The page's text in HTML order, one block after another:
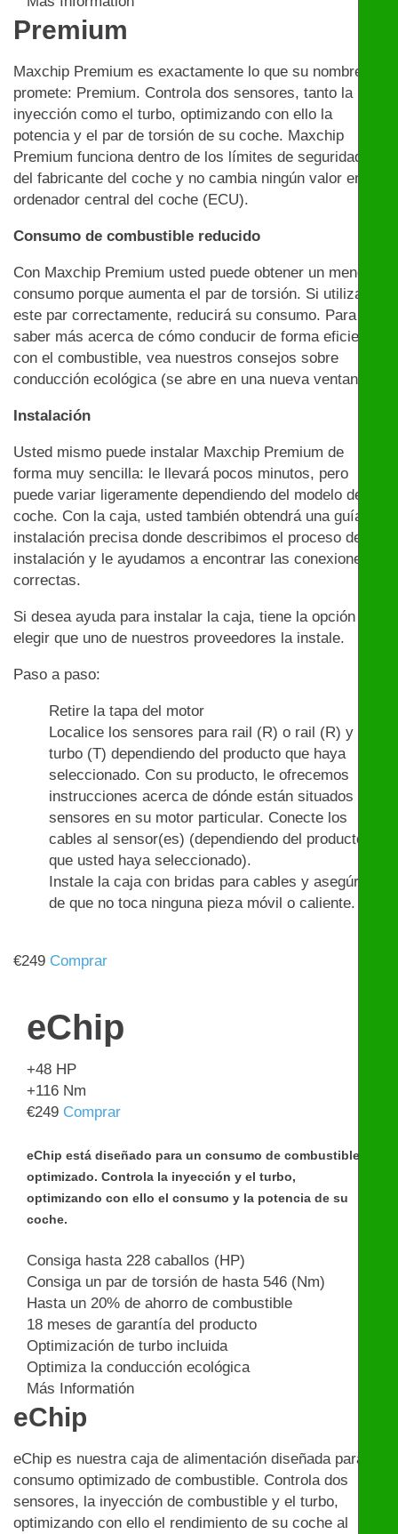
Premium
Maxchip Premium es exactamente lo que su nombre
promete: Premium. Controla dos sensores, tanto la
inyección como el turbo, optimizando con ello la
potencia y el par de torsión de su coche. Maxchip
Premium funciona dentro de los límites de seguridad
del fabricante del coche y no cambia ningún valor en el
ordenador central del coche (ECU).
Consumo de combustible reducido
Con Maxchip Premium usted puede obtener un menor
consumo porque aumenta el par de torsión. Si utiliza
este par correctamente, reducirá su consumo. Para
saber más acerca de cómo conducir de forma eficiente
con el combustible, vea nuestros consejos sobre
conducción ecológica (se abre en una nueva ventana)
Instalación
Usted mismo puede instalar Maxchip Premium de
forma muy sencilla: le llevará pocos minutos, pero
puede variar ligeramente dependiendo del modelo de
coche. Con la caja, usted también obtendrá una guía de
instalación precisa donde describimos el proceso de
instalación y le ayudamos a encontrar las conexiones
correctas.
Si desea ayuda para instalar la caja, tiene la opción de
elegir que uno de nuestros proveedores la instale.
Paso a paso:
Retire la tapa del motor
Localice los sensores para rail (R) o rail (R) y
turbo (T) dependiendo del producto que haya
seleccionado. Con su producto, le ofrecemos
instrucciones acerca de dónde están situados los
sensores en su motor particular. Conecte los
cables al sensor(es) (dependiendo del producto
que usted haya seleccionado).
Instale la caja con bridas para cables y asegúrese
de que no toca ninguna pieza móvil o caliente.
€249 Comprar
eChip
+48 HP
+116 Nm
€249 Comprar
eChip está diseñado para un consumo de combustible
optimizado. Controla la inyección y el turbo,
optimizando con ello el consumo y la potencia de su
coche.
Consiga hasta 228 caballos (HP)
Consiga un par de torsión de hasta 546 (Nm)
Hasta un 20% de ahorro de combustible
18 meses de garantía del producto
Optimización de turbo incluida
Optimiza la conducción ecológica
Más Informatión
eChip
eChip es nuestra caja de alimentación diseñada para un
consumo optimizado de combustible. Controla dos
sensores, la inyección de combustible y el turbo,
optimizando con ello el rendimiento de su coche al